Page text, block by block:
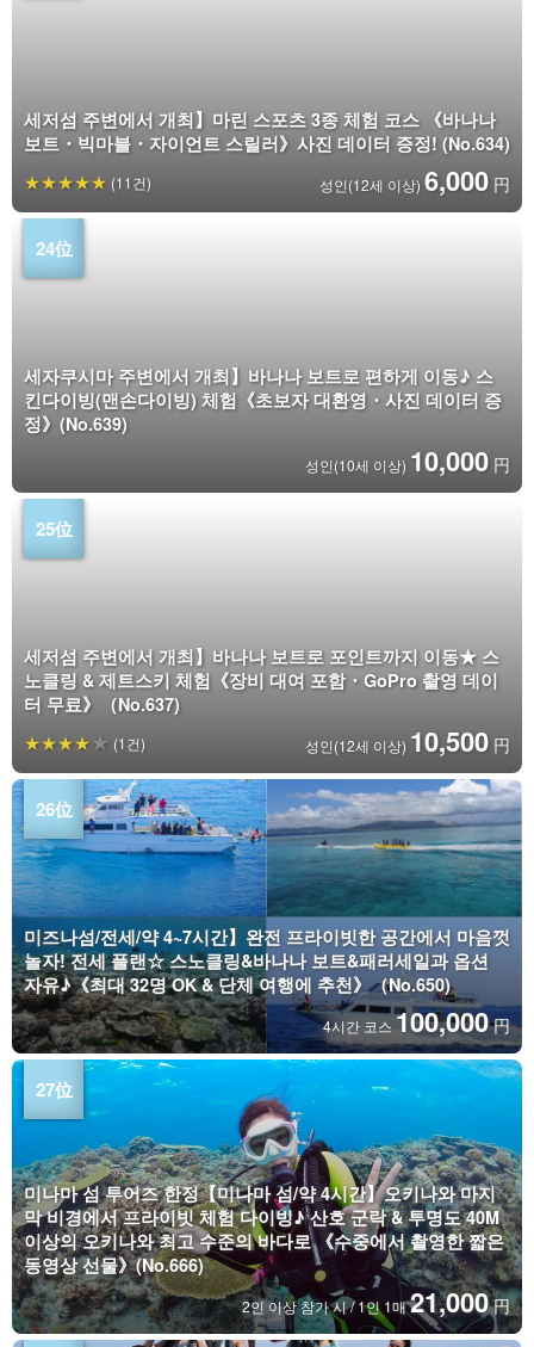
세저섬 주변에서 개최】마린 스포츠 3종 체험 코스 《바나나
보트・빅마블・자이언트 스릴러》사진 데이터 증정! (No.634)
성인(12세 이상) 6,000 円
(11건)
세자쿠시마 주변에서 개최】바나나 보트로 편하게 이동♪ 스
킨다이빙(맨손다이빙) 체험《초보자 대환영・사진 데이터 증
정》(No.639)
성인(10세 이상) 10,000 円
세저섬 주변에서 개최】바나나 보트로 포인트까지 이동★ 스
노클링 & 제트스키 체험《장비 대여 포함・GoPro 촬영 데이
터 무료》（No.637)
성인(12세 이상) 10,500 円
(1건)
미즈나섬/전세/약 4~7시간】완전 프라이빗한 공간에서 마음껏
놀자! 전세 플랜☆ 스노클링&바나나 보트&패러세일과 옵션
자유♪《최대 32명 OK & 단체 여행에 추천》（No.650)
4시간 코스 100,000 円
미나마 섬 투어즈 한정【미나마 섬/약 4시간】오키나와 마지
막 비경에서 프라이빗 체험 다이빙♪ 산호 군락 & 투명도 40M
이상의 오키나와 최고 수준의 바다로 《수중에서 촬영한 짧은
동영상 선물》(No.666)
2인 이상 참가 시 / 1인 1매21,000 円